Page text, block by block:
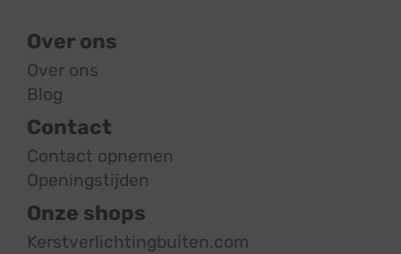
Over ons
Over ons
Blog
Contact
Contact opnemen
Openingstijden
Onze shops
Kerstverlichtingbuiten.com